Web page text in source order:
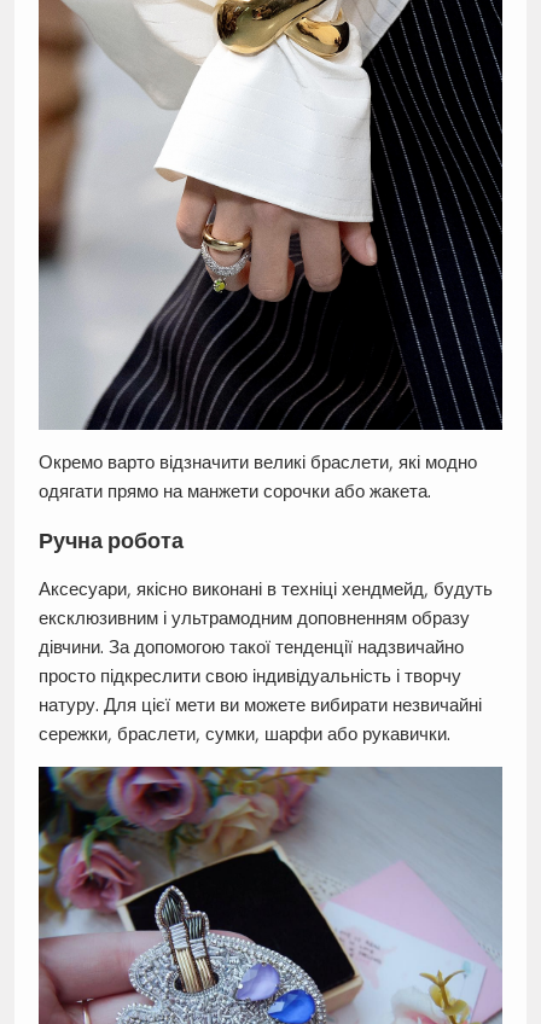
Окремо варто відзначити великі браслети, які модно
одягати прямо на манжети сорочки або жакета.
Ручна робота
Аксесуари, якісно виконані в техніці хендмейд, будуть
ексклюзивним і ультрамодним доповненням образу
дівчини. За допомогою такої тенденції надзвичайно
просто підкреслити свою індивідуальність і творчу
натуру. Для цієї мети ви можете вибирати незвичайні
сережки, браслети, сумки, шарфи або рукавички.